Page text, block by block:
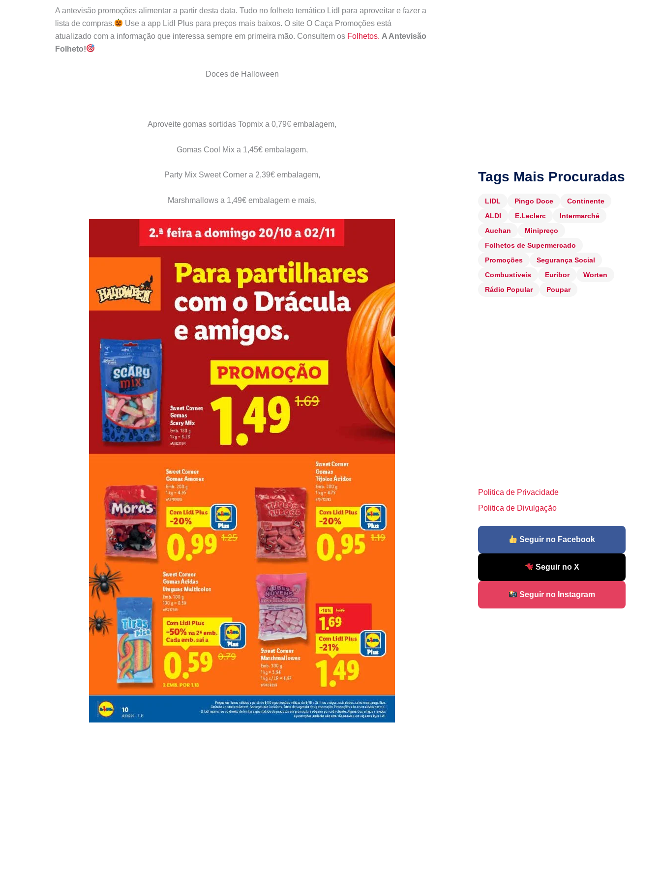
A antevisão promoções alimentar a partir desta data. Tudo no folheto temático Lidl para aproveitar e fazer a
lista de compras.
Use a app Lidl Plus para preços mais baixos. O site O Caça Promoções está
atualizado com a informação que interessa sempre em primeira mão. Consultem os Folhetos. A Antevisão
Folheto!
Doces de Halloween
Aproveite gomas sortidas Topmix a 0,79€ embalagem,
Gomas Cool Mix a 1,45€ embalagem,
Party Mix Sweet Corner a 2,39€ embalagem,
Marshmallows a 1,49€ embalagem e mais,
Tags Mais Procuradas
LIDL Pingo Doce
Continente
ALDI
E.Leclerc
Intermarché
Auchan
Minipreço
Folhetos de Supermercado
Promoções
Segurança Social
Combustíveis
Euribor
Worten
Rádio Popular
Poupar
Politica de Privacidade
Politica de Divulgação
Seguir no Facebook
Seguir no X
Seguir no Instagram